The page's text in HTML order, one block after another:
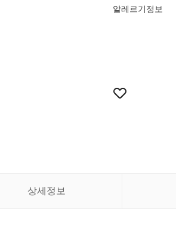
알레르기정보
상세정보